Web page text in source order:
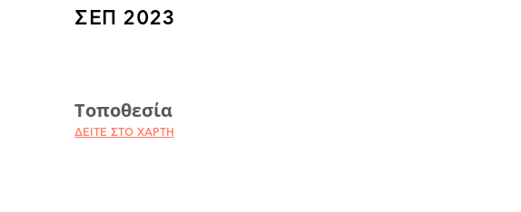
ΣΕΠ 2023
Τοποθεσία
ΔΕΊΤΕ ΣΤΟ ΧΆΡΤΗ